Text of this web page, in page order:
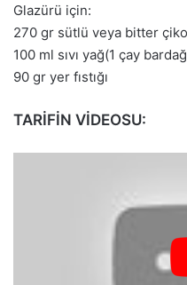
Glazürü için:
270 gr sütlü veya bitter
100 ml sıvı yağ(1 çay
90 gr yer fıstığı
TARİFİN VİDEOSU: